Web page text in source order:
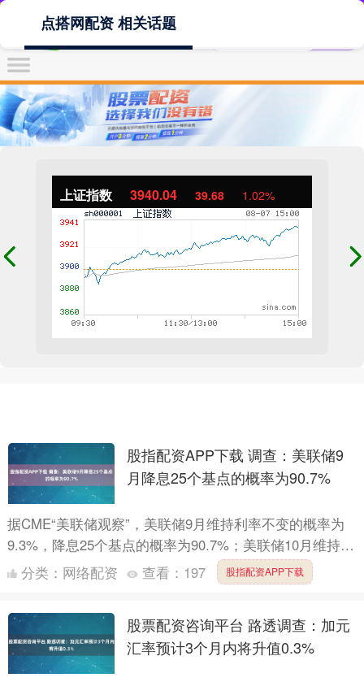
上证指数 3940.04 39.68 1.02%
点搭网配资 相关话题
股指配资APP下载 调查：美联储9
月降息25个基点的概率为90.7%
据CME“美联储观察”，美联储9月维持利率不变的概率为
9.3%，降息25个基点的概率为90.7%；美联储10月维持利
率不变的概率为4.5%，累计降息25个基点的....
分类： 网络配资 查看： 197 股指配资APP下载
股票配资咨询平台 路透调查：加元
汇率预计3个月内将升值0.3%